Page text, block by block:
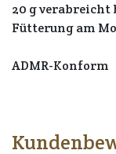
20 g verabreicht
Fütterung am
ADMR-Konform